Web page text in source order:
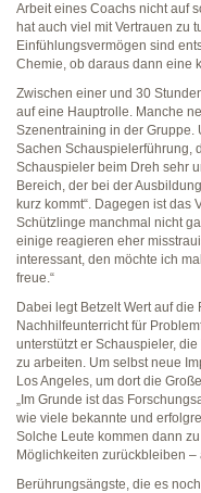
Arbeit eines Coachs nicht auf
hat auch viel mit Vertrauen zu
Einfühlungsvermögen sind
Chemie, ob daraus dann eine
Zwischen einer und 30
auf eine Hauptrolle. Manche
Szenentraining in der Gruppe.
Sachen Schauspielerführung,
Schauspieler beim Dreh sehr
Bereich, der bei der
kurz kommt“. Dagegen ist
Schützlinge manchmal nicht
einige reagieren eher
interessant, den möchte ich
freue.“
Dabei legt Betzelt Wert auf
Nachhilfeunterricht für
unterstützt er Schauspieler,
zu arbeiten. Um selbst neue
Los Angeles, um dort die
„Im Grunde ist das
wie viele bekannte und
Solche Leute kommen dann
Möglichkeiten zurückbleiben
Berührungsängste, die es